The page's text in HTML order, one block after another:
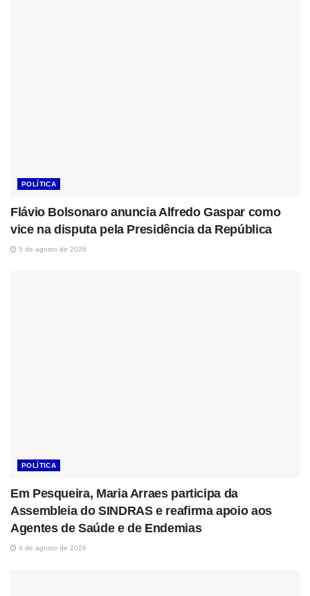
POLÍTICA
Flávio Bolsonaro anuncia Alfredo Gaspar como
vice na disputa pela Presidência da República
5 de agosto de 2026
POLÍTICA
Em Pesqueira, Maria Arraes participa da
Assembleia do SINDRAS e reafirma apoio aos
Agentes de Saúde e de Endemias
4 de agosto de 2026